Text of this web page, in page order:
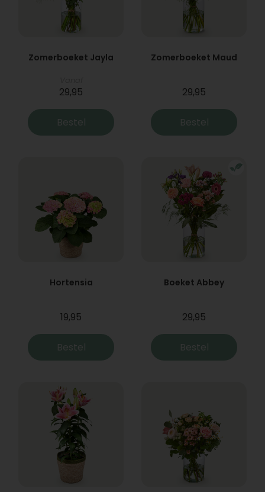
Zomerboeket Jayla
29,95
Bestel
Zomerboeket Maud
29,95
Bestel
Hortensia
19,95
Bestel
Boeket Abbey
29,95
Bestel